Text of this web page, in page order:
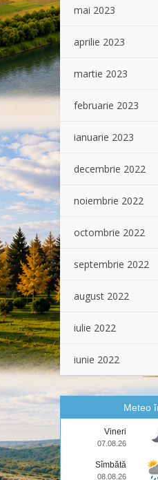
mai 2023
aprilie 2023
martie 2023
februarie 2023
ianuarie 2023
decembrie 2022
noiembrie 2022
octombrie 2022
septembrie 2022
august 2022
iulie 2022
iunie 2022
Meteo
Vineri
07.08.26
Sîmbătă
08.08.26